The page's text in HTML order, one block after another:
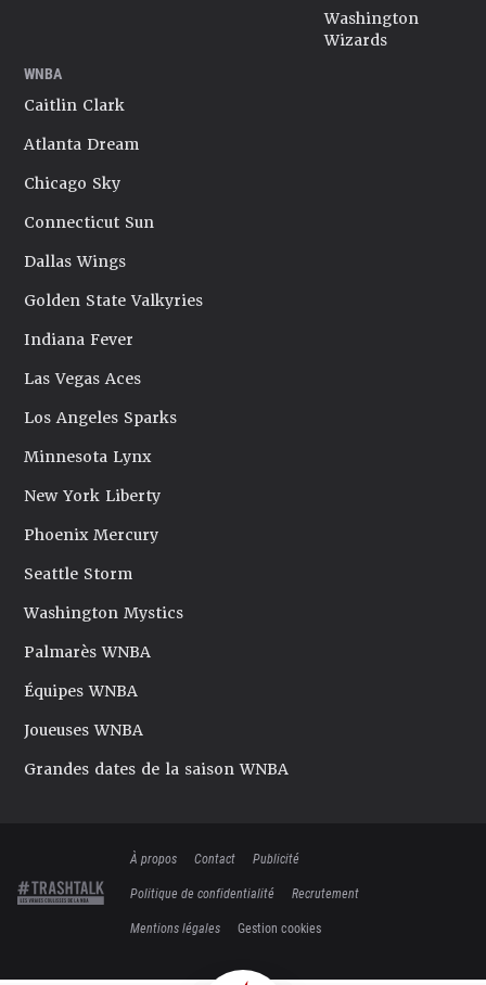
Washington
Wizards
WNBA
Caitlin Clark
Atlanta Dream
Chicago Sky
Connecticut Sun
Dallas Wings
Golden State Valkyries
Indiana Fever
Las Vegas Aces
Los Angeles Sparks
Minnesota Lynx
New York Liberty
Phoenix Mercury
Seattle Storm
Washington Mystics
Palmarès WNBA
Équipes WNBA
Joueuses WNBA
Grandes dates de la saison WNBA
À propos Contact
Publicité
Politique de confidentialité
Recrutement
Mentions légales
Gestion cookies